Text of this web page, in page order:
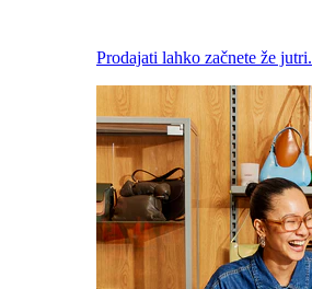
Prodajati lahko začnete že jutri.